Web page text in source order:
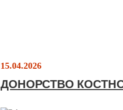
15.04.2026
ДОНОРСТВО